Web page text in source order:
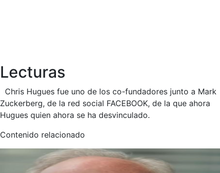
Lecturas
Chris Hugues fue uno de los co-fundadores junto a Mark
Zuckerberg, de la red social FACEBOOK, de la que ahora
Hugues quien ahora se ha desvinculado.
Contenido relacionado